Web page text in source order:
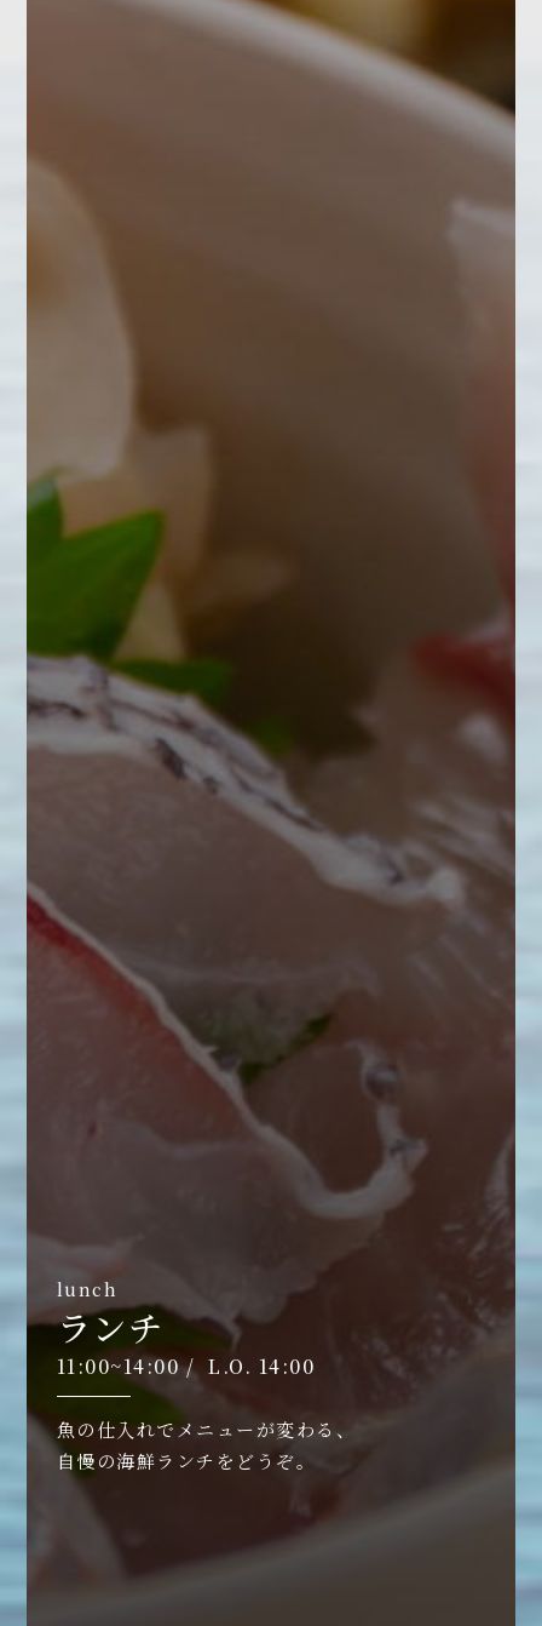
lunch
ランチ
11:00~14:00 / L.O. 14:00
魚の仕入れでメニューが変わる、
自慢の海鮮ランチをどうぞ。